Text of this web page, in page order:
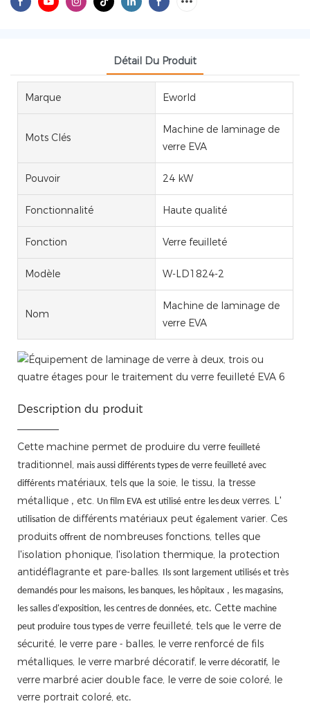
Détail Du Produit
Marque Eworld
Mots Clés
Machine de laminage de
verre EVA
Pouvoir 24 kW
Fonctionnalité Haute qualité
Fonction Verre feuilleté
Modèle W-LD1824-2
Nom
Machine de laminage de
verre EVA
Description du produit
Cette machine permet de produire du verre feuilleté
traditionnel, mais aussi différents types de verre feuilleté avec
différents matériaux, tels que la soie, le tissu, la tresse
métallique , etc. Un film EVA est utilisé entre les deux verres. L'
utilisation de différents matériaux peut également varier. Ces
produits offrent de nombreuses fonctions, telles que
l'isolation phonique, l'isolation thermique, la protection
antidéflagrante et pare-balles. Ils sont largement utilisés et très
demandés pour les maisons, les banques, les hôpitaux , les magasins,
les salles d'exposition, les centres de données, etc. Cette machine
peut produire tous types de verre feuilleté, tels que le verre de
sécurité, le verre pare - balles, le verre renforcé de fils
métalliques, le verre marbré décoratif, le verre décoratif, le
verre marbré acier double face, le verre de soie coloré, le
verre portrait coloré, etc.